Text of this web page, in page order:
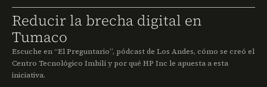
Reducir la brecha digital en
Tumaco
Escuche en “El Preguntario”, pódcast de Los Andes, cómo se creó el
Centro Tecnológico Imbilí y por qué HP Inc le apuesta a esta
iniciativa.